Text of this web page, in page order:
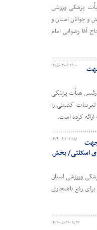
پزشکی ورزشی
و جوانان استان و
آقا رضوانی امام
۱۴۰۵-۰۲-۰۶ ۱۴:۰۰
رئیس هیأت پزشکی
تمرینات کششی را
کرده است.
۱۴۰۴-۰۶-۱۱ ۱۱:۵۱
اسکلتی/ بخش
وررزشی استان
رفع ناهنجاری
۱۴۰۴-۰۵-۲۶ ۰۹:۲۴